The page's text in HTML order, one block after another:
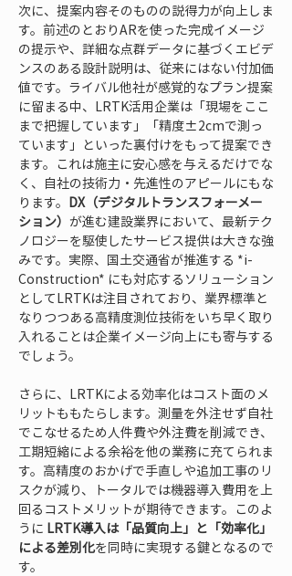
次に、提案内容そのものの説得力が向上しま
す。前述のとおりARを使った完成イメージ
の提示や、詳細な点群データに基づくエビデ
ンスのある設計説明は、従来にはない付加価
値です。ライバル他社が感覚的なプラン提案
に留まる中、LRTK活用企業は「現場をここ
まで把握しています」「精度±2cmで測っ
ています」といった裏付けをもって提案でき
ます。これは施主に安心感を与えるだけでな
く、自社の技術力・先進性のアピールにもな
ります。 DX（デジタルトランスフォーメー
ション） が進む建設業界において、最新テク
ノロジーを駆使したサービス提供は大きな強
みです。実際、国土交通省が推進する *i-
Construction* にも対応するソリューション
としてLRTKは注目されており、業界標準と
なりつつある高精度測位技術をいち早く取り
入れることは企業イメージ向上にも寄与する
でしょう。
さらに、LRTKによる効率化はコスト面のメ
リットももたらします。測量を外注せず自社
でこなせるため人件費や外注費を削減でき、
工期短縮による余裕を他の業務に充てられま
す。高精度のおかげで手直しや追加工事のリ
スクが減り、トータルでは機器導入費用を上
回るコストメリットが期待できます。このよ
うに LRTK導入は「品質向上」と「効率化」
による差別化を同時に実現する鍵となるので
す。